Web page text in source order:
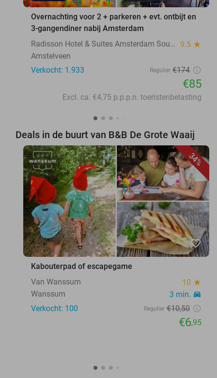
Overnachting voor 2 + parkeren + evt. ontbijt en
3-gangendiner nabij Amsterdam
Radisson Hotel & Suites Amsterdam South 9.5 star
Amstelveen
Verkocht: 1.933
Regulier €174
€85
Excl. ca. €4,75 p.p.p.n. toeristenbelasting
Deals in de buurt van B&B De Grote Waaij
34%
favorite_border
Kabouterpad of escapegame
Van Wanssum
10 star
Wanssum 3 min. directions_car
Verkocht: 100 Regulier €10,50
€6,95